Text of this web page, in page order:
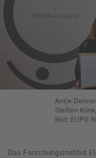
Antje
Steffen
Bild: EUPD
Das Forschungsinstitut